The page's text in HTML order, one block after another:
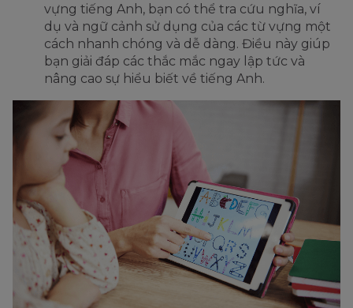
vựng tiếng Anh, bạn có thể tra cứu nghĩa, ví
dụ và ngữ cảnh sử dụng của các từ vựng một
cách nhanh chóng và dễ dàng. Điều này giúp
bạn giải đáp các thắc mắc ngay lập tức và
nâng cao sự hiểu biết về tiếng Anh.